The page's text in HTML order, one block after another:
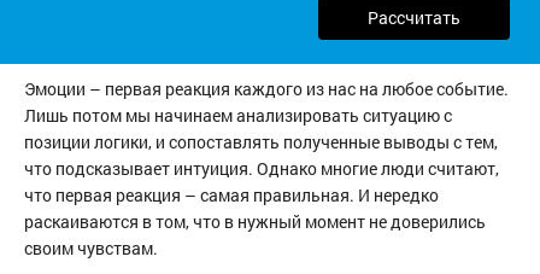
Рассчитать
Эмоции – первая реакция каждого из нас на любое событие.
Лишь потом мы начинаем анализировать ситуацию с
позиции логики, и сопоставлять полученные выводы с тем,
что подсказывает интуиция. Однако многие люди считают,
что первая реакция – самая правильная. И нередко
раскаиваются в том, что в нужный момент не доверились
своим чувствам.